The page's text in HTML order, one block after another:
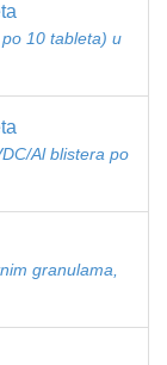
10 tableta) u
Al blistera po
granulama,